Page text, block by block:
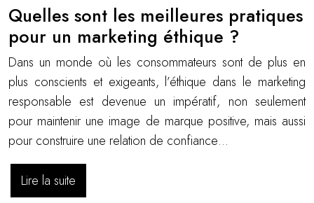
Quelles sont les meilleures pratiques
pour un marketing éthique ?
Dans un monde où les consommateurs sont de plus en
plus conscients et exigeants, l’éthique dans le marketing
responsable est devenue un impératif, non seulement
pour maintenir une image de marque positive, mais aussi
pour construire une relation de confiance…
Lire la suite